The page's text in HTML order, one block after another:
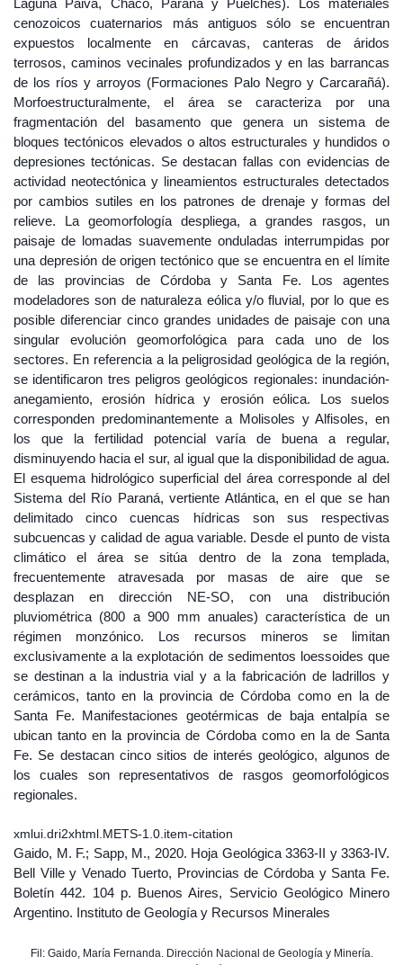
Laguna Paiva, Chaco, Paraná y Puelches). Los materiales
cenozoicos cuaternarios más antiguos sólo se encuentran
expuestos localmente en cárcavas, canteras de áridos
terrosos, caminos vecinales profundizados y en las barrancas
de los ríos y arroyos (Formaciones Palo Negro y Carcarañá).
Morfoestructuralmente, el área se caracteriza por una
fragmentación del basamento que genera un sistema de
bloques tectónicos elevados o altos estructurales y hundidos o
depresiones tectónicas. Se destacan fallas con evidencias de
actividad neotectónica y lineamientos estructurales detectados
por cambios sutiles en los patrones de drenaje y formas del
relieve. La geomorfología despliega, a grandes rasgos, un
paisaje de lomadas suavemente onduladas interrumpidas por
una depresión de origen tectónico que se encuentra en el límite
de las provincias de Córdoba y Santa Fe. Los agentes
modeladores son de naturaleza eólica y/o fluvial, por lo que es
posible diferenciar cinco grandes unidades de paisaje con una
singular evolución geomorfológica para cada uno de los
sectores. En referencia a la peligrosidad geológica de la región,
se identificaron tres peligros geológicos regionales: inundación-
anegamiento, erosión hídrica y erosión eólica. Los suelos
corresponden predominantemente a Molisoles y Alfisoles, en
los que la fertilidad potencial varía de buena a regular,
disminuyendo hacia el sur, al igual que la disponibilidad de agua.
El esquema hidrológico superficial del área corresponde al del
Sistema del Río Paraná, vertiente Atlántica, en el que se han
delimitado cinco cuencas hídricas son sus respectivas
subcuencas y calidad de agua variable. Desde el punto de vista
climático el área se sitúa dentro de la zona templada,
frecuentemente atravesada por masas de aire que se
desplazan en dirección NE-SO, con una distribución
pluviométrica (800 a 900 mm anuales) característica de un
régimen monzónico. Los recursos mineros se limitan
exclusivamente a la explotación de sedimentos loessoides que
se destinan a la industria vial y a la fabricación de ladrillos y
cerámicos, tanto en la provincia de Córdoba como en la de
Santa Fe. Manifestaciones geotérmicas de baja entalpía se
ubican tanto en la provincia de Córdoba como en la de Santa
Fe. Se destacan cinco sitios de interés geológico, algunos de
los cuales son representativos de rasgos geomorfológicos
regionales.
xmlui.dri2xhtml.METS-1.0.item-citation
Gaido, M. F.; Sapp, M., 2020. Hoja Geológica 3363-II y 3363-IV.
Bell Ville y Venado Tuerto, Provincias de Córdoba y Santa Fe.
Boletín 442. 104 p. Buenos Aires, Servicio Geológico Minero
Argentino. Instituto de Geología y Recursos Minerales
Fil: Gaido, María Fernanda. Dirección Nacional de Geología y Minería.